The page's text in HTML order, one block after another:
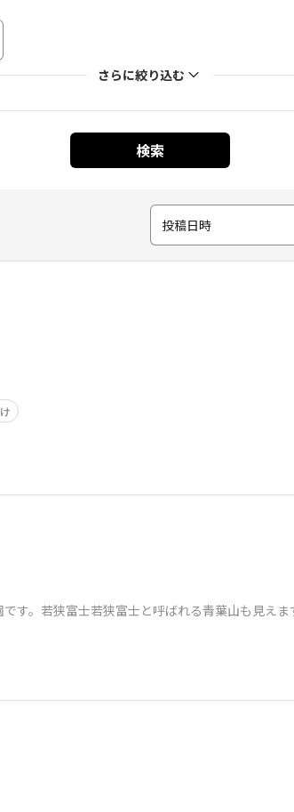
さらに絞り込む
検索
投稿日時
す。若狭富士若狭富士と呼ばれる青葉山も見えま